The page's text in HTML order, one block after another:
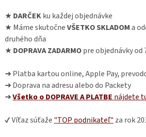
★ DARČEKku každej objednávke
★ Máme skutočneVŠETKO SKLADOMa
druhého dňa
★ DOPRAVA ZADARMOpre objednávky od
➜ Platba kartou online, Apple Pay,
➜ Doprava na adresu alebo do Packety
➜Všetko o DOPRAVE A PLATBE nájdete
✔ Víťaz súťaže "TOP podnikateľ" za rok